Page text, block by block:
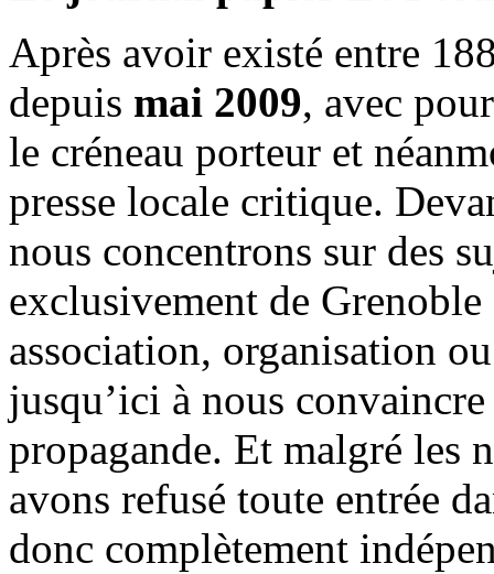
Après avoir existé entre
depuis mai 2009, avec
le créneau porteur et
presse locale critique.
nous concentrons sur des
exclusivement de
association, organisation
jusqu’ici à nous
propagande. Et malgré les
avons refusé toute entrée
donc complètement